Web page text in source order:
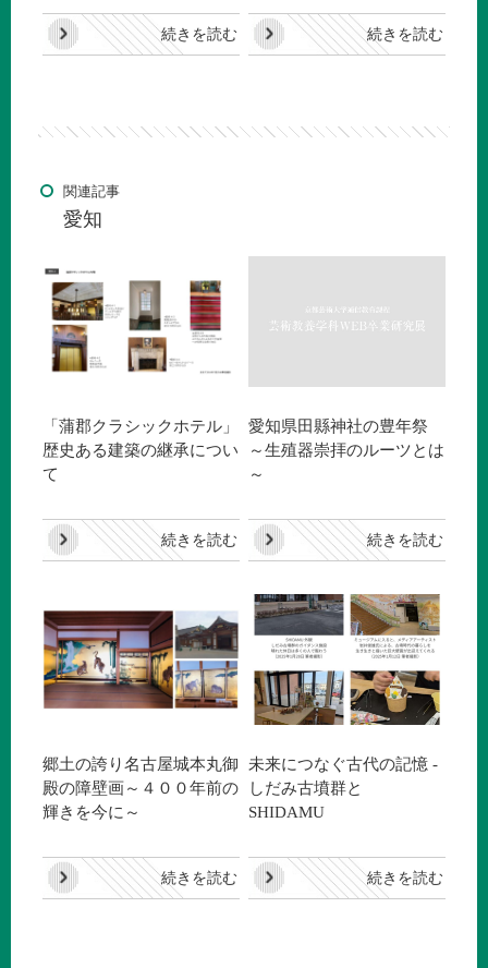
続きを読む 続きを読む
関連記事
愛知
「蒲郡クラシックホテル」
歴史ある建築の継承につい
て
続きを読む
愛知県田縣神社の豊年祭
～生殖器崇拝のルーツとは
～
続きを読む
郷土の誇り名古屋城本丸御
殿の障壁画～４００年前の
輝きを今に～
続きを読む
未来につなぐ古代の記憶 -
しだみ古墳群と
SHIDAMU
続きを読む